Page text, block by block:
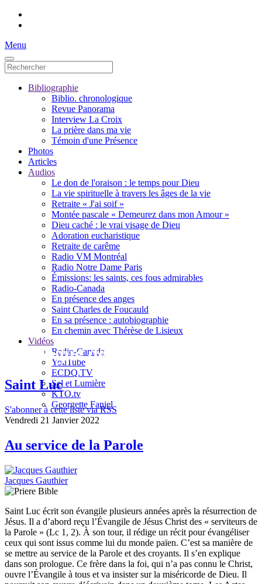
Menu
Bibliographie
Biblio. chronologique
Revue Panorama
Interview La Croix
La prière dans ma vie
Témoin d'une Présence
Photos
Articles
Audios
Le don de l'oraison : le temps pour Dieu
La vie spirituelle à travers les âges de la vie
Retraite « J'ai soif »
Montée pascale « Demeurez dans mon Amour »
Dieu caché : le vrai visage de Dieu
Adoration eucharistique
Retraite de carême
Radio VM Montréal
Radio Notre Dame Paris
Émissions: les saints, ces fous admirables
Radio-Canada
En présence des anges
Saint Charles de Foucauld
En sa présence : autobiographie
En chemin avec Thérèse de Lisieux
Vidéos
Radio-Canada
YouTube
ECDQ.TV
Sel et Lumière
KTO.tv
Georgette Faniel
Le blogue de Jacques Gauthier
Saint Luc
S'abonner à cette liste via RSS
Vendredi 21 Janvier 2022
Au service de la Parole
Jacques Gauthier
Saint Luc écrit son évangile plusieurs années après la résurrection de
Jésus. Il a d’abord reçu l’Évangile de Jésus Christ des « serviteurs de
la Parole » (Lc 1, 2). À son tour, il rédige un récit pour évangéliser
ceux qui sont issus comme lui du monde païen. C’est sa manière de
se mettre au service de la Parole et des croyants. Il s’en explique
dans son prologue. Ce frère dans la foi, qui n’a pas connu le Christ,
ouvre l’Évangile à tous et va insister sur la miséricorde de Dieu. Il